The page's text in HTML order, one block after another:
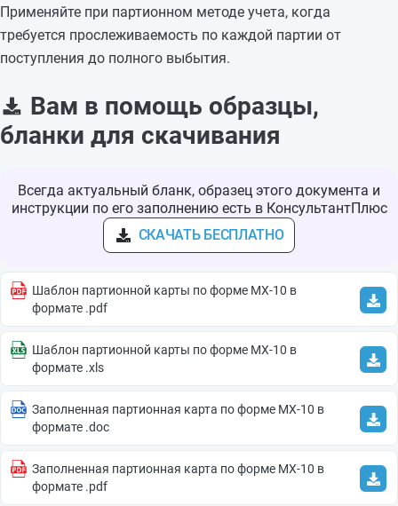
Применяйте при партионном методе учета, когда
требуется прослеживаемость по каждой партии от
поступления до полного выбытия.
Вам в помощь образцы,
бланки для скачивания
Всегда актуальный бланк, образец этого документа и
инструкции по его заполнению есть в КонсультантПлюс
СКАЧАТЬ БЕСПЛАТНО
Шаблон партионной карты по форме МХ-10 в
формате .pdf
Шаблон партионной карты по форме МХ-10 в
формате .xls
Заполненная партионная карта по форме МХ-10 в
формате .doc
Заполненная партионная карта по форме МХ-10 в
формате .pdf